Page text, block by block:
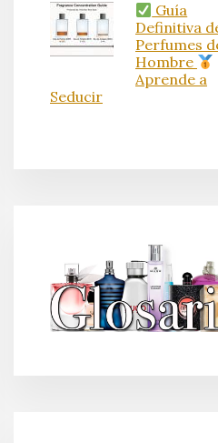
Guía
Definitiva
Perfumes
Hombre
Aprende a
Seducir